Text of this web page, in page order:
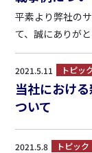
平素より弊社の
て、誠にありがとうございます
サービスを行っ
い運営者がWeb
す。 弊社では運転代行サービスを提供している店舗はございま
せんの...
2021.5.11 トピッ
当社におけ
ついて
2021.5.8 トピック